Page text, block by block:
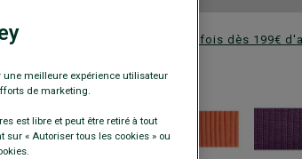
Payez en plusieurs fois dès 199€
COULEURS DISPONIBLES
une meilleure expérience utilisateur
de marketing.
est libre et peut être retiré à tout
« Autoriser tous les cookies » ou